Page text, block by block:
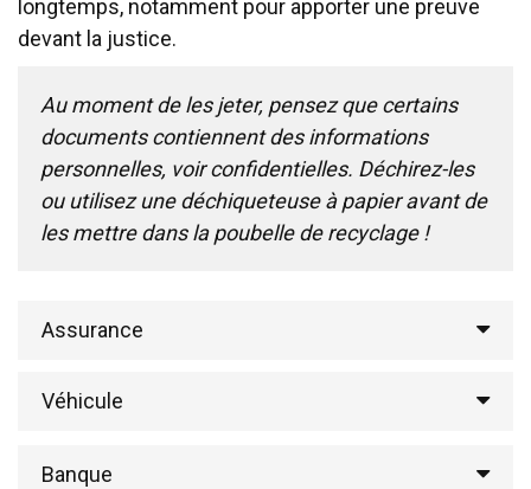
longtemps, notamment pour apporter une preuve
devant la justice.
Au moment de les jeter, pensez que certains
documents contiennent des informations
personnelles, voir confidentielles. Déchirez-les
ou utilisez une déchiqueteuse à papier avant de
les mettre dans la poubelle de recyclage !
Assurance
Véhicule
Banque